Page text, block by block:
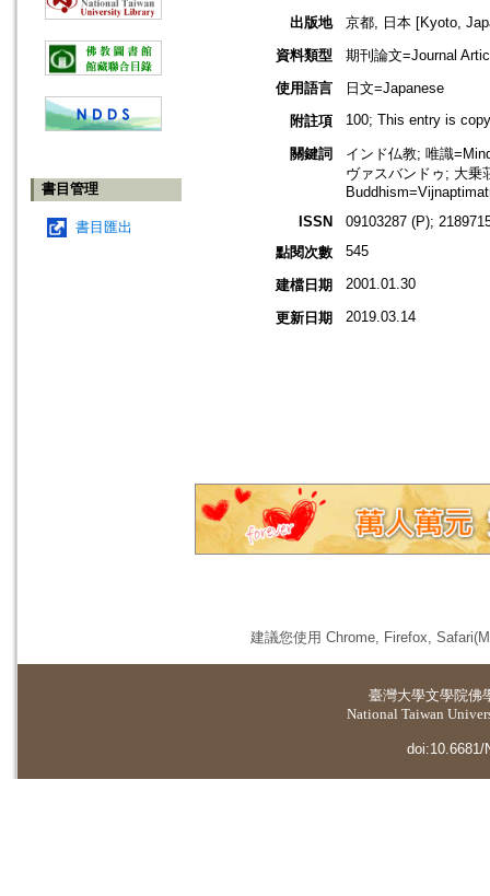
書目管理
書目匯出
出版地
京都, 日本 [Kyoto,
資料類型
期刊論文=Journal
使用語言
日文=Japanese
附註項
100; This entry is
關鍵詞
インド仏教; 唯識
ヴァスバンドゥ; 大乗
ISSN
09103287 (P);
點閱次數
545
建檔日期 2001.01.30
更新日期 2019.03.14
建議您使用 Chrome, Firefox,
臺灣大學文學院佛
National Taiwan
doi:10.6681/